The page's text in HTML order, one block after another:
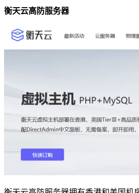
衡天云高防服务器